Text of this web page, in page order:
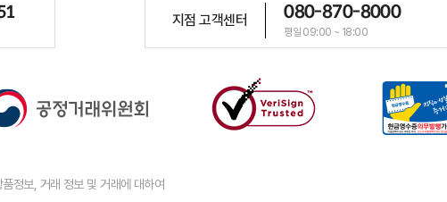
지점 고객센터 080-870-8000
평일 09:00 ~ 18:00
정보, 거래 정보 및 거래에 대하여